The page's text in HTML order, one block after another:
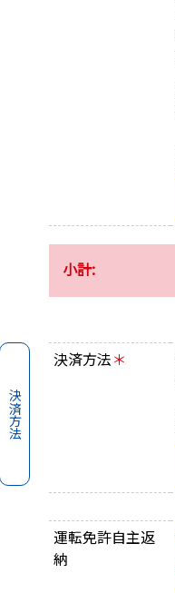
小計:
決済方法
決済方法＊
運転免許自主返
納